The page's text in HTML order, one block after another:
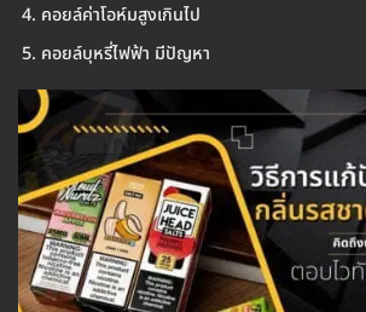
คอยล์ค่าโอห์มสูงเกินไป
คอยล์บุหรี่ไฟฟ้า มีปัญหา